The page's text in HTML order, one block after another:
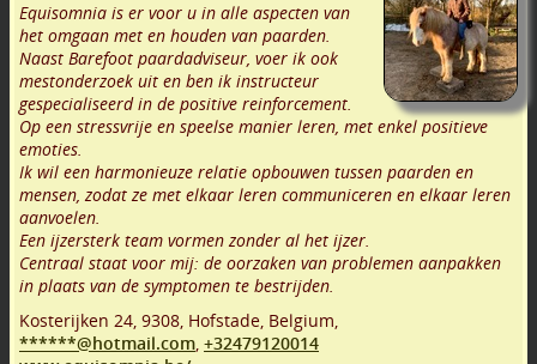
Equisomnia is er voor u in alle aspecten van
het omgaan met en houden van paarden.
Naast Barefoot paardadviseur, voer ik ook
mestonderzoek uit en ben ik instructeur
gespecialiseerd in de positive reinforcement.
Op een stressvrije en speelse manier leren, met enkel positieve
emoties.
Ik wil een harmonieuze relatie opbouwen tussen paarden en
mensen, zodat ze met elkaar leren communiceren en elkaar leren
aanvoelen.
Een ijzersterk team vormen zonder al het ijzer.
Centraal staat voor mij: de oorzaken van problemen aanpakken
in plaats van de symptomen te bestrijden.
Kosterijken 24, 9308, Hofstade, Belgium,
******@hotmail.com, +32479120014